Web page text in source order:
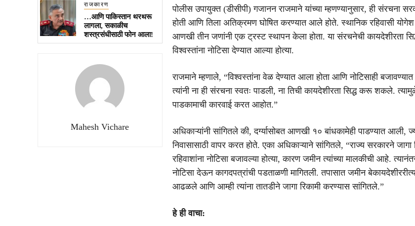
राजकारण
…आणि पाकिस्तान थरथरू
लागला, सकाळीच
शस्त्रसंधीसाठी फोन आला!
Mahesh Vichare
पोलीस उपायुक्त (डीसीपी) गजानन राजमाने यांच्या म्हणण्यानुसार, ही संरचना
होती आणि तिला अतिक्रमण घोषित करण्यात आले होते. स्थानिक रहिवासी
आणखी तीन जणांनी एक ट्रस्ट स्थापन केला होता. या संरचनेची कायदेशीरता
विश्वस्तांना नोटिसा देण्यात आल्या होत्या.
राजमाने म्हणाले, “विश्वस्तांना वेळ देण्यात आला होता आणि नोटिसाही
त्यांनी ना ही संरचना स्वतः पाडली, ना तिची कायदेशीरता सिद्ध करू शकले.
पाडकामाची कारवाई करत आहोत.”
अधिकाऱ्यांनी सांगितले की, दर्ग्यासोबत आणखी १० बांधकामेही पाडण्यात आली,
निवासासाठी वापर करत होते. एका अधिकाऱ्याने सांगितले, “राज्य सरकारने जागा
रहिवाशांना नोटिसा बजावल्या होत्या, कारण जमीन त्यांच्या मालकीची आहे.
नोटिसा देऊन कागदपत्रांची पडताळणी मागितली. तपासात जमीन
आढळले आणि आम्ही त्यांना तातडीने जागा रिकामी करण्यास सांगितले.”
हे ही वाचा: